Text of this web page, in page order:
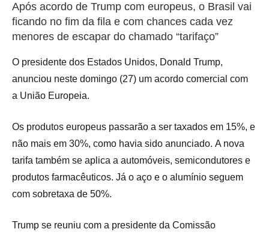
Após acordo de Trump com europeus, o Brasil vai
ficando no fim da fila e com chances cada vez
menores de escapar do chamado “tarifaço”
O presidente dos Estados Unidos, Donald Trump,
anunciou neste domingo (27) um acordo comercial com
a União Europeia.
Os produtos europeus passarão a ser taxados em 15%, e
não mais em 30%, como havia sido anunciado. A nova
tarifa também se aplica a automóveis, semicondutores e
produtos farmacêuticos. Já o aço e o alumínio seguem
com sobretaxa de 50%.
Trump se reuniu com a presidente da Comissão